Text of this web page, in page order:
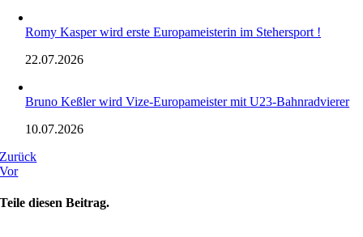
Romy Kasper wird erste Europameisterin im Stehersport !
22.07.2026
Bruno Keßler wird Vize-Europameister mit U23-Bahnradvierer
10.07.2026
Zurück
Vor
Teile diesen Beitrag.